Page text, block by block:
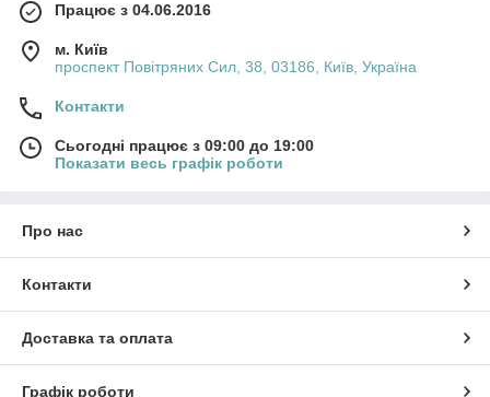
Працює з 04.06.2016
м. Київ
проспект Повітряних Сил, 38, 03186, Київ, Україна
Контакти
Сьогодні працює з 09:00 до 19:00
Показати весь графік роботи
Про нас
Контакти
Доставка та оплата
Графік роботи